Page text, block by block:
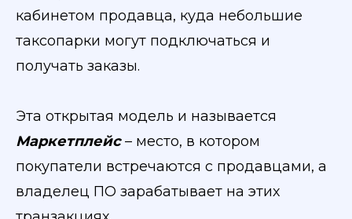
кабинетом продавца, куда небольшие
таксопарки могут подключаться и
получать заказы.
Эта открытая модель и называется
Маркетплейс– место, в котором
покупатели встречаются с продавцами, а
владелец ПО зарабатывает на этих